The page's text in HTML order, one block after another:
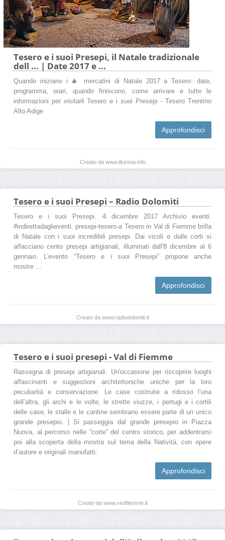
Tesero e i suoi Presepi, il Natale tradizionale
dell ... | Date 2017 e ...
Quando iniziano i 🎄 mercatini di Natale 2017 a Tesero: date,
programma, orari, quando finiscono, come arrivare e tutte le
informazioni per visitarli Tesero e i suoi Presepi - Tesero Trentino
Alto Adige
Approfondisci
Creato da www.ilturista.info
Tesero e i suoi Presepi – Radio Dolomiti
Tesero e i suoi Presepi. 4 dicembre 2017 Archivio eventi.
#indirettadaglieventi. presepi-tesero-a Tesero in Val di Fiemme brilla
di Natale con i suoi incredibili presepi. Dai vicoli e dalle corti si
affacciano cento presepi artigianali, illuminati dall'8 dicembre al 6
gennaio. L'evento “Tesero e i suoi Presepi” propone anche
mostre ...
Approfondisci
Creato da www.radiodolomiti.it
Tesero e i suoi presepi - Val di Fiemme
Rassegna di presepi artigianali. Un'occasione per riscoprire luoghi
affascinanti e suggestioni architettoniche uniche per la loro
peculiarità e conservazione. Le case costruite a ridosso l’una
dell’altra, gli archi e le volte, le strette viuzze, i pertugi e i cortili
delle case, le stalle e le cantine sembrano essere parte di un unico
grande presepio. | Si passeggia dal grande presepio in Piazza
Nuova, al percorso nelle “corte” del centro storico, per addentrarsi
poi alla scoperta della mostra sul tema della Natività, con opere
d’autore e originali manufatti.
Approfondisci
Creato da www.visitfiemme.it